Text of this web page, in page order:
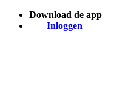
Download de app
Inloggen